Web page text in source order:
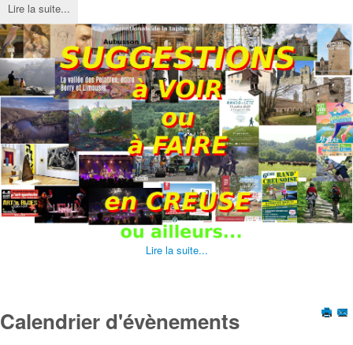
Lire la suite...
Lire la suite...
Calendrier d'évènements